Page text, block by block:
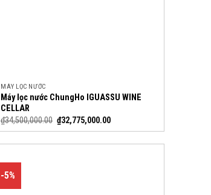
MÁY LỌC NƯỚC
Máy lọc nước ChungHo IGUASSU WINE
CELLAR
₫34,500,000.00 ₫32,775,000.00
-5%